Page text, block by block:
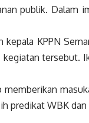
publik. Dalam
KPPN
tersebut.
memberikan
predikat WBK